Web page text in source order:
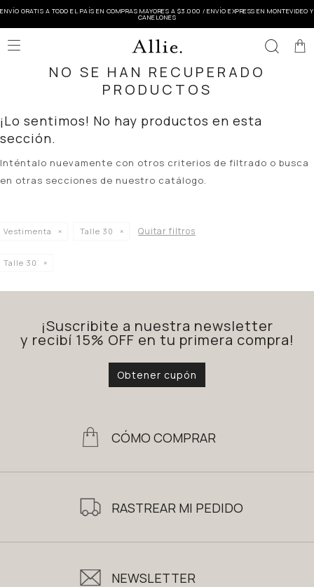
ENVÍO GRATIS A TODO EL PAÍS EN COMPRAS MAYORES A $3.000 / ENVÍO EXPRESS EN MONTEVIDEO Y
CANELONES

NO SE HAN RECUPERADO
PRODUCTOS
¡Lo sentimos! No hay productos en esta
sección.
Inténtalo nuevamente con otros criterios de filtrado o busca
en otras secciones de nuestro catálogo.
Vestimenta Talle 30 Quitar filtros
Talle 30
¡Suscribite a nuestra newsletter
y recibí 15% OFF en tu primera compra!
Obtener cupón
CÓMO COMPRAR
RASTREAR MI PEDIDO
NEWSLETTER